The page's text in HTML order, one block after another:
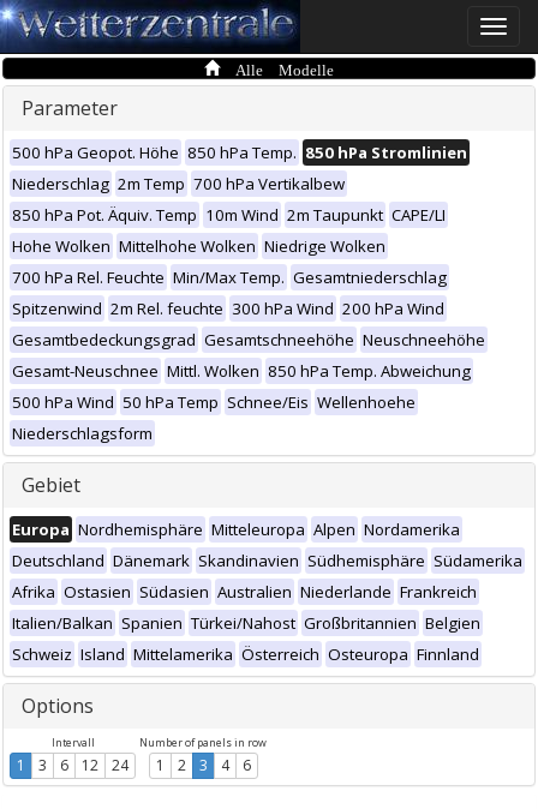
Toggle
Alle Modelle
Parameter
500 hPa Geopot. Höhe 850 hPa Temp. 850 hPa Stromlinien
Niederschlag 2m Temp 700 hPa Vertikalbew
850 hPa Pot. Äquiv. Temp 10m Wind 2m Taupunkt CAPE/LI
Hohe Wolken Mittelhohe Wolken Niedrige Wolken
700 hPa Rel. Feuchte Min/Max Temp. Gesamtniederschlag
Spitzenwind 2m Rel. feuchte 300 hPa Wind 200 hPa Wind
Gesamtbedeckungsgrad Gesamtschneehöhe Neuschneehöhe
Gesamt-Neuschnee Mittl. Wolken 850 hPa Temp. Abweichung
500 hPa Wind 50 hPa Temp Schnee/Eis Wellenhoehe
Niederschlagsform
Gebiet
Europa Nordhemisphäre Mitteleuropa Alpen Nordamerika
Deutschland Dänemark Skandinavien Südhemisphäre Südamerika
Afrika Ostasien Südasien Australien Niederlande Frankreich
Italien/Balkan Spanien Türkei/Nahost Großbritannien Belgien
Schweiz Island Mittelamerika Österreich Osteuropa Finnland
Options
Intervall
1 3 6 12 24
Number of panels in row
1 2 3 4 6